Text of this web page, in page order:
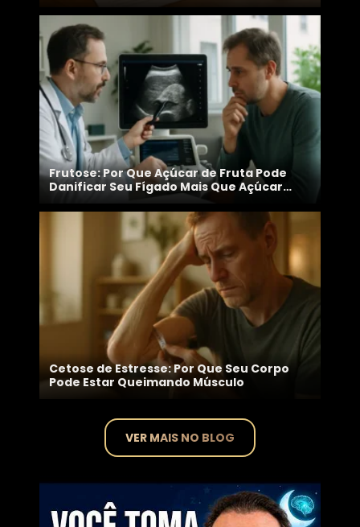
Frutose: Por Que Açúcar de Fruta Pode
Danificar Seu Fígado Mais Que Açúcar
Branco
Cetose de Estresse: Por Que Seu Corpo
Pode Estar Queimando Músculo
VER MAIS NO BLOG